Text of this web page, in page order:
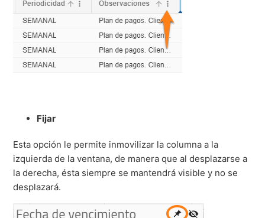
Fijar
Esta opción le permite inmovilizar la columna a la
izquierda de la ventana, de manera que al desplazarse a
la derecha, ésta siempre se mantendrá visible y no se
desplazará.